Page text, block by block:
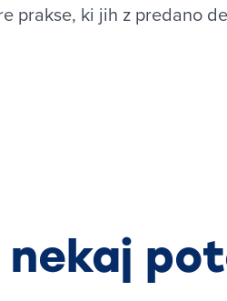
prakse, ki jih z predano